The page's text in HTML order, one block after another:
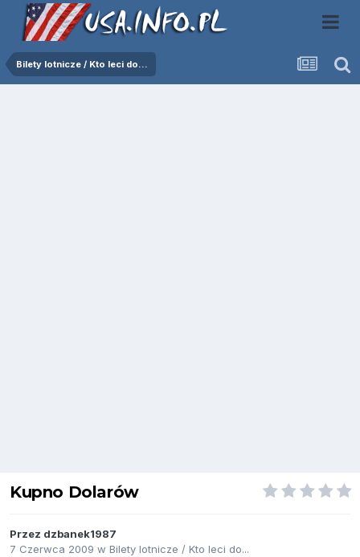
Bilety lotnicze / Kto leci do...
Kupno Dolarów
Przez dzbanek1987
7 Czerwca 2009 w Bilety lotnicze / Kto leci do...